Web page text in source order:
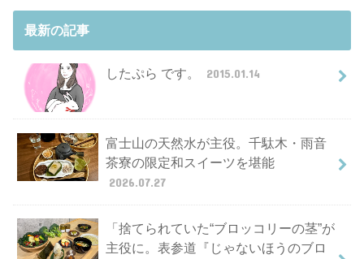
最新の記事
したぷら です。 2015.01.14
富士山の天然水が主役。千駄木・雨音
茶寮の限定和スイーツを堪能
2026.07.27
「捨てられていた“ブロッコリーの茎”が
主役に。表参道『じゃないほうのブロ